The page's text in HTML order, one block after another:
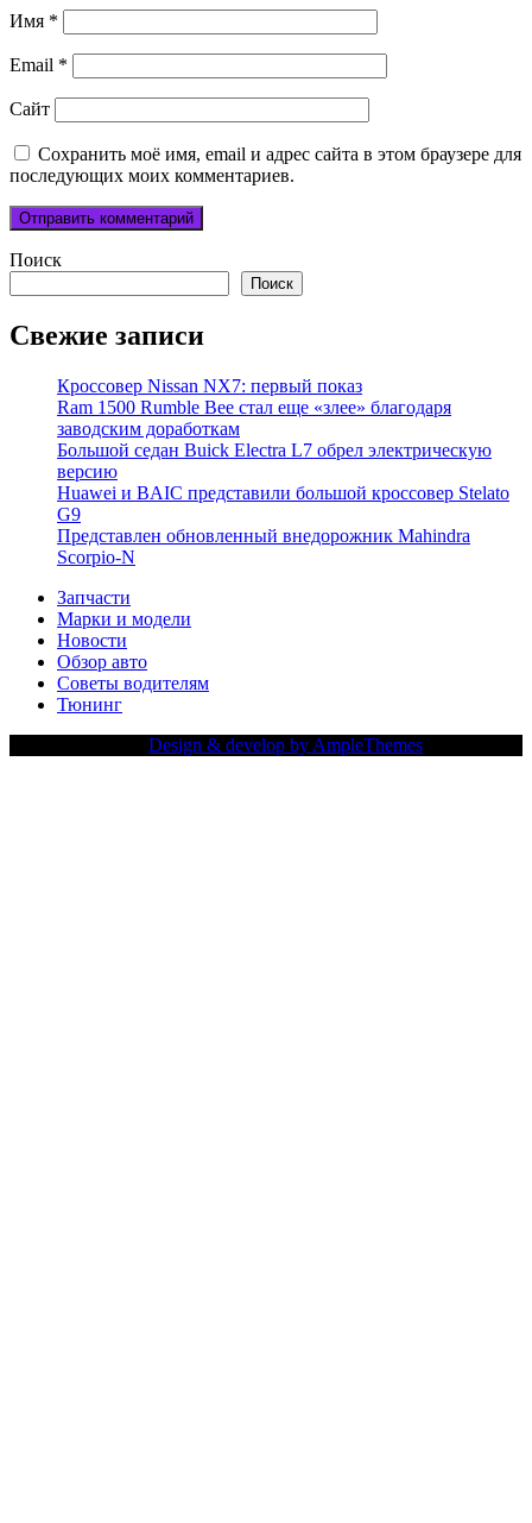
Имя *
Email *
Сайт
Сохранить моё имя, email и адрес сайта в этом браузере для
последующих моих комментариев.
Поиск
Поиск
Свежие записи
Кроссовер Nissan NX7: первый показ
Ram 1500 Rumble Bee стал еще «злее» благодаря
заводским доработкам
Большой седан Buick Electra L7 обрел электрическую
версию
Huawei и BAIC представили большой кроссовер Stelato
G9
Представлен обновленный внедорожник Mahindra
Scorpio-N
Запчасти
Марки и модели
Новости
Обзор авто
Советы водителям
Тюнинг
Design & develop by AmpleThemes